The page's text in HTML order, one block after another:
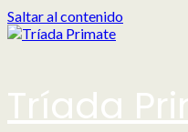
Saltar al contenido
Tríada